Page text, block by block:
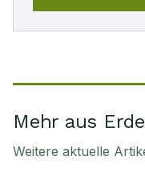
Mehr aus
Weitere aktuelle